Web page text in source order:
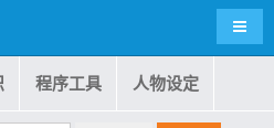
导航
程序工具 人物设定